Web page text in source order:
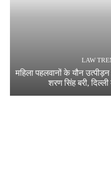
LAW
महिला पहलवानों के यौन
शरण सिंह बरी,